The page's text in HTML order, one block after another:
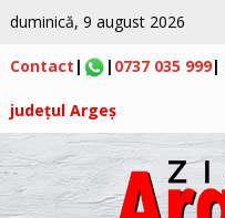
duminică, 9 august 2026
Contact | | 0737 035 999|
județul Argeș